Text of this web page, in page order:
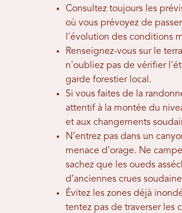
Consultez toujours les
où vous prévoyez de
l'évolution des conditions
Renseignez-vous sur le
n'oubliez pas de vérifier
garde forestier local.
Si vous faites de la
attentif à la montée du
et aux changements
N’entrez pas dans un
menace d’orage. Ne
sachez que les oueds
d’anciennes crues
Évitez les zones déjà
tentez pas de traverser les